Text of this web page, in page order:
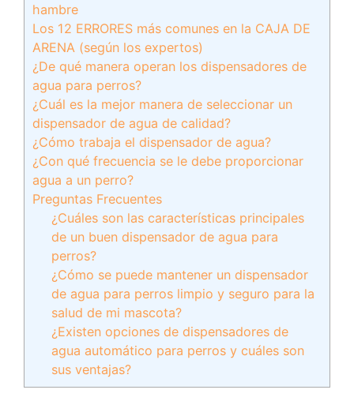
hambre
Los 12 ERRORES más comunes en la CAJA DE
ARENA (según los expertos)
¿De qué manera operan los dispensadores de
agua para perros?
¿Cuál es la mejor manera de seleccionar un
dispensador de agua de calidad?
¿Cómo trabaja el dispensador de agua?
¿Con qué frecuencia se le debe proporcionar
agua a un perro?
Preguntas Frecuentes
¿Cuáles son las características principales
de un buen dispensador de agua para
perros?
¿Cómo se puede mantener un dispensador
de agua para perros limpio y seguro para la
salud de mi mascota?
¿Existen opciones de dispensadores de
agua automático para perros y cuáles son
sus ventajas?